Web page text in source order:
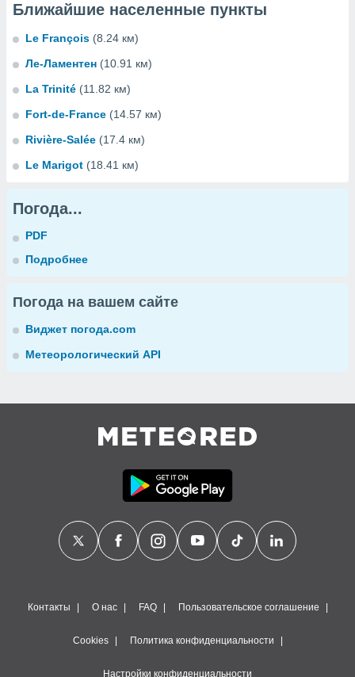
Ближайшие населенные пункты
Le François (8.24 км)
Ле-Ламентен (10.91 км)
La Trinité (11.82 км)
Fort-de-France (14.57 км)
Rivière-Salée (17.4 км)
Le Marigot (18.41 км)
Погода...
PDF
Подробнее
Погода на вашем сайте
Виджет погода.com
Метеорологический API
Контакты О нас FAQ Пользовательское соглашение
Cookies Политика конфиденциальности
Настройки конфиденциальности